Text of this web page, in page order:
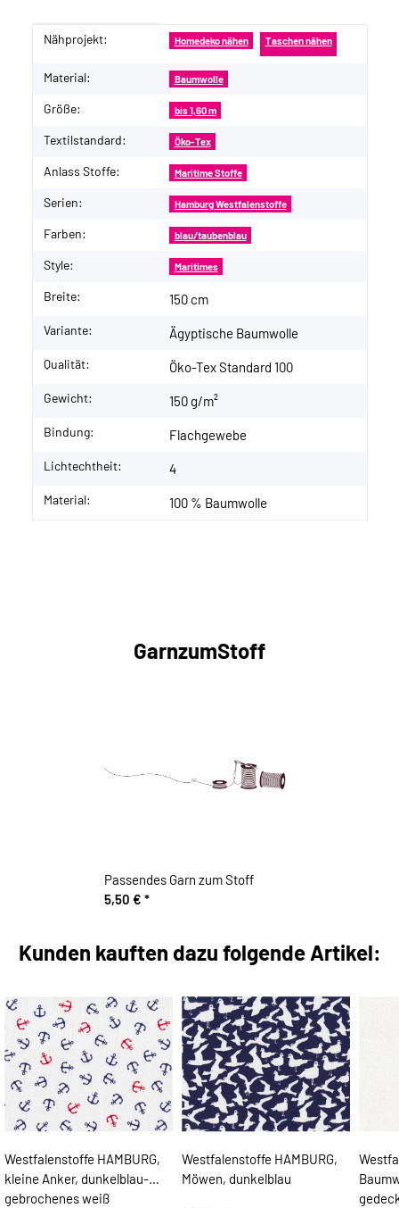
Produkteigenschaft
Wert
Nähprojekt: Homedeko nähen Taschen nähen
Material: Baumwolle
Größe: bis 1,60 m
Textilstandard: Öko-Tex
Anlass Stoffe: Maritime Stoffe
Serien: Hamburg Westfalenstoffe
Farben: blau/taubenblau
Style: Maritimes
Breite: 150 cm
Variante: Ägyptische Baumwolle
Qualität: Öko-Tex Standard 100
Gewicht: 150 g/m²
Bindung: Flachgewebe
Lichtechtheit: 4
Material: 100 % Baumwolle
GarnzumStoff
Passendes Garn zum Stoff
5,50 € *
Kunden kauften dazu folgende Artikel:
Westfalenstoffe HAMBURG,
kleine Anker, dunkelblau-
gebrochenes weiß
Westfalenstoffe HAMBURG,
Möwen, dunkelblau